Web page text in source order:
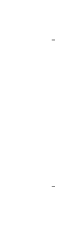
有精美的佈置回應
，Van Cleef &
）中獲獎的
，讓時間不再是抽
2025年推出的